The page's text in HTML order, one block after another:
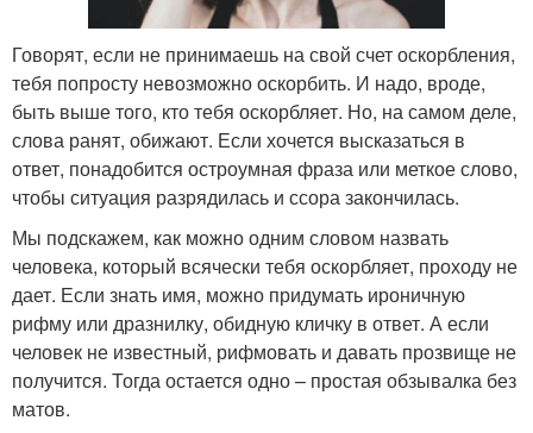
Говорят, если не принимаешь на свой счет оскорбления,
тебя попросту невозможно оскорбить. И надо, вроде,
быть выше того, кто тебя оскорбляет. Но, на самом деле,
слова ранят, обижают. Если хочется высказаться в
ответ, понадобится остроумная фраза или меткое слово,
чтобы ситуация разрядилась и ссора закончилась.
Мы подскажем, как можно одним словом назвать
человека, который всячески тебя оскорбляет, проходу не
дает. Если знать имя, можно придумать ироничную
рифму или дразнилку, обидную кличку в ответ. А если
человек не известный, рифмовать и давать прозвище не
получится. Тогда остается одно – простая обзывалка без
матов.